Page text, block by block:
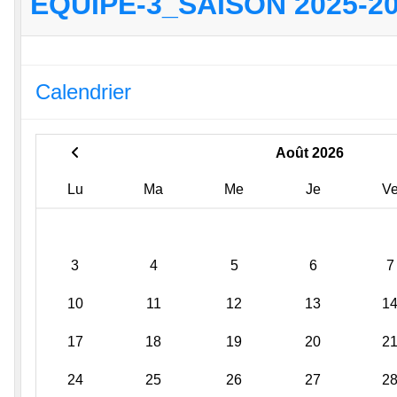
Calendrier
Août 2026
Lu Ma Me Je
3 4 5 6 7
10 11 12 13 14
17 18 19 20 21
24 25 26 27 28